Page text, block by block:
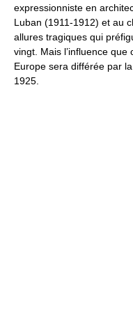
expressionniste en
Luban (1911-1912) et au
allures tragiques qui
vingt. Mais l’influence
Europe sera différée par
1925.